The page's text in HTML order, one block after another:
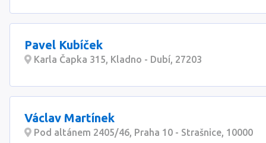
Pavel Kubíček
Karla Čapka 315, Kladno - Dubí, 27203
Václav Martínek
Pod altánem 2405/46, Praha 10 - Strašnice, 10000